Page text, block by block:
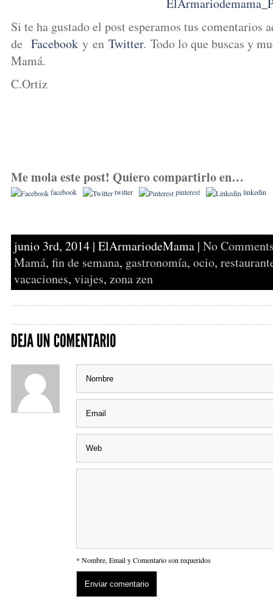
Si te ha gustado el post esperamos tus comentarios
de Facebook y en Twitter. Todo lo que buscas y
Mamá.
C.Ortiz
Me mola este post! Quiero compartirlo en…
facebook twitter pinterest linkedin
junio 3rd, 2014 | ElArmariodeMama | No
Mamá, fin de semana, gastronomía, ocio,
vacaciones, viajes, zona zen
* Nombre, Email y Comentario son requeridos